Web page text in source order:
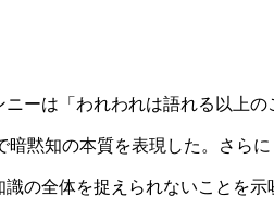
ーは「われわれは語れる以上
暗黙知の本質を表現した。さら
の全体を捉えられないことを示